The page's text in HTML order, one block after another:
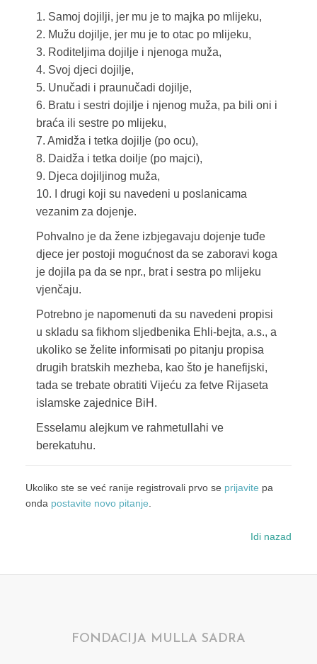
1. Samoj dojilji, jer mu je to majka po mlijeku,
2. Mužu dojilje, jer mu je to otac po mlijeku,
3. Roditeljima dojilje i njenoga muža,
4. Svoj djeci dojilje,
5. Unučadi i praunučadi dojilje,
6. Bratu i sestri dojilje i njenog muža, pa bili oni i
braća ili sestre po mlijeku,
7. Amidža i tetka dojilje (po ocu),
8. Daidža i tetka doilje (po majci),
9. Djeca dojiljinog muža,
10. I drugi koji su navedeni u poslanicama
vezanim za dojenje.
Pohvalno je da žene izbjegavaju dojenje tuđe
djece jer postoji mogućnost da se zaboravi koga
je dojila pa da se npr., brat i sestra po mlijeku
vjenčaju.
Potrebno je napomenuti da su navedeni propisi
u skladu sa fikhom sljedbenika Ehli-bejta, a.s., a
ukoliko se želite informisati po pitanju propisa
drugih bratskih mezheba, kao što je hanefijski,
tada se trebate obratiti Vijeću za fetve Rijaseta
islamske zajednice BiH.
Esselamu alejkum ve rahmetullahi ve
berekatuhu.
Ukoliko ste se već ranije registrovali prvo se prijavite pa
onda postavite novo pitanje.
Idi nazad
FONDACIJA MULLA SADRA